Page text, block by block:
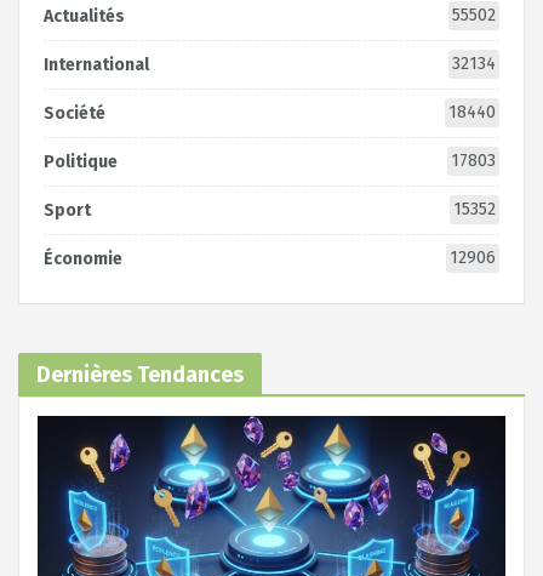
Actualités 55502
International 32134
Société 18440
Politique 17803
Sport 15352
Économie 12906
Dernières Tendances